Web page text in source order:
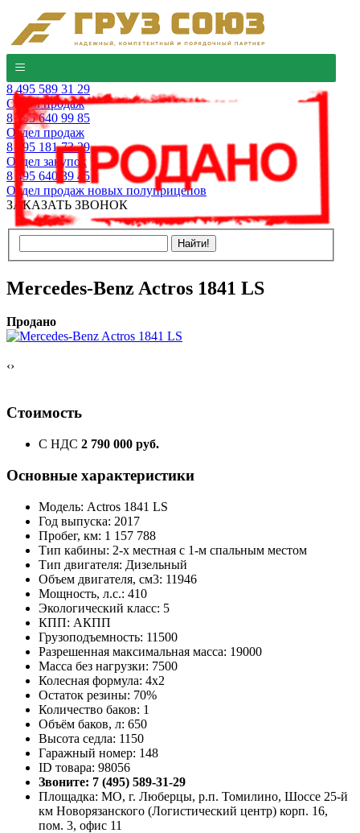
8 495 589 31 29
Отдел продаж
8 495 640 99 85
Отдел продаж
8 495 181 73 29
Отдел закупок
8 495 640 39 45
Отдел продаж новых полуприцепов
ЗАКАЗАТЬ ЗВОНОК
Mercedes-Benz Actros 1841 LS
Продано
‹›
Стоимость
С НДС 2 790 000 руб.
Основные характеристики
Модель: Actros 1841 LS
Год выпуска: 2017
Пробег, км: 1 157 788
Тип кабины: 2-х местная с 1-м спальным местом
Тип двигателя: Дизельный
Объем двигателя, см3: 11946
Мощность, л.с.: 410
Экологический класс: 5
КПП: АКПП
Грузоподъемность: 11500
Разрешенная максимальная масса: 19000
Масса без нагрузки: 7500
Колесная формула: 4х2
Остаток резины: 70%
Количество баков: 1
Объём баков, л: 650
Высота седла: 1150
Гаражный номер: 148
ID товара: 98056
Звоните: 7 (495) 589-31-29
Площадка: МО, г. Люберцы, р.п. Томилино, Шоссе 25-й
км Новорязанского (Логистический центр) корп. 16,
пом. 3, офис 11